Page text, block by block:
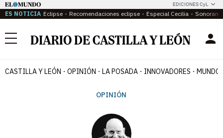
EDICIONES CyL
ES NOTICIA Eclipse Recomendaciones eclipse Especial Cecilia
Menú
CASTILLA Y LEÓN OPINIÓN LA POSADA INNOVADORES MUNDO
OPINIÓN